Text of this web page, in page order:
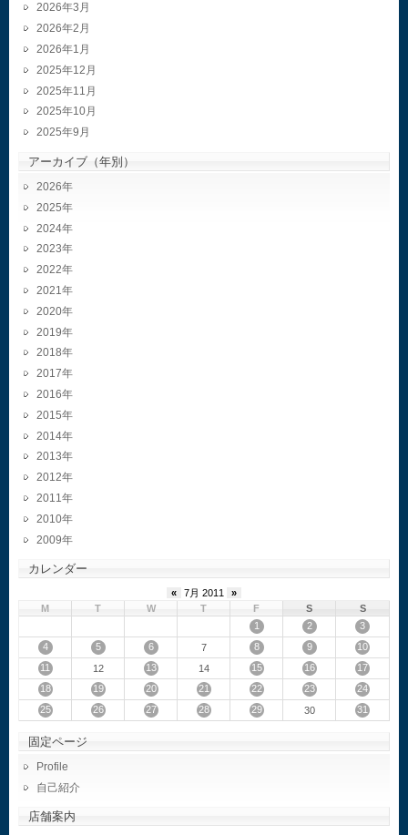
2026年3月
2026年2月
2026年1月
2025年12月
2025年11月
2025年10月
2025年9月
アーカイブ（年別）
2026
2025
2024
2023
2022
2021
2020
2019
2018
2017
2016
2015
2014
2013
2012
2011
2010
2009
カレンダー
« 7月 2011
»
M
T W T F S
S
1
2
3
4
5 6 7 8 9
10
11
12 13 14 15 16
17
18
19 20 21 22 23
24
25
26 27 28 29 30 31
固定ページ
Profile
自己紹介
店舗案内